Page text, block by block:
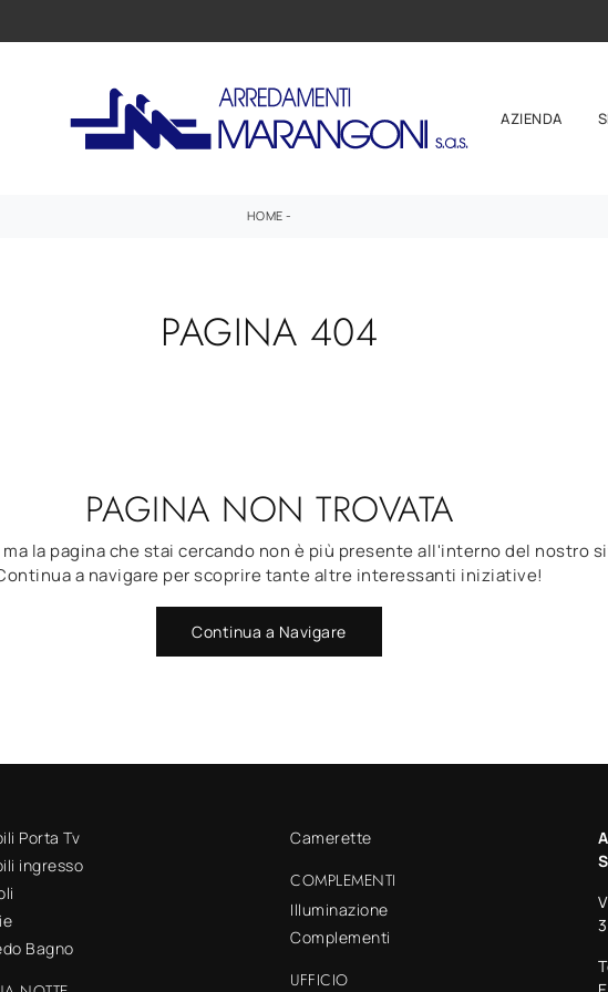
AZIENDA
HOME -
PAGINA 404
PAGINA NON TROVATA
la pagina che stai cercando non è più presente all'interno del nostro
a navigare per scoprire tante altre interessanti iniziative!
Continua a Navigare
Porta Tv
ingresso
Bagno
Camerette
COMPLEMENTI
Illuminazione
Complementi
UFFICIO